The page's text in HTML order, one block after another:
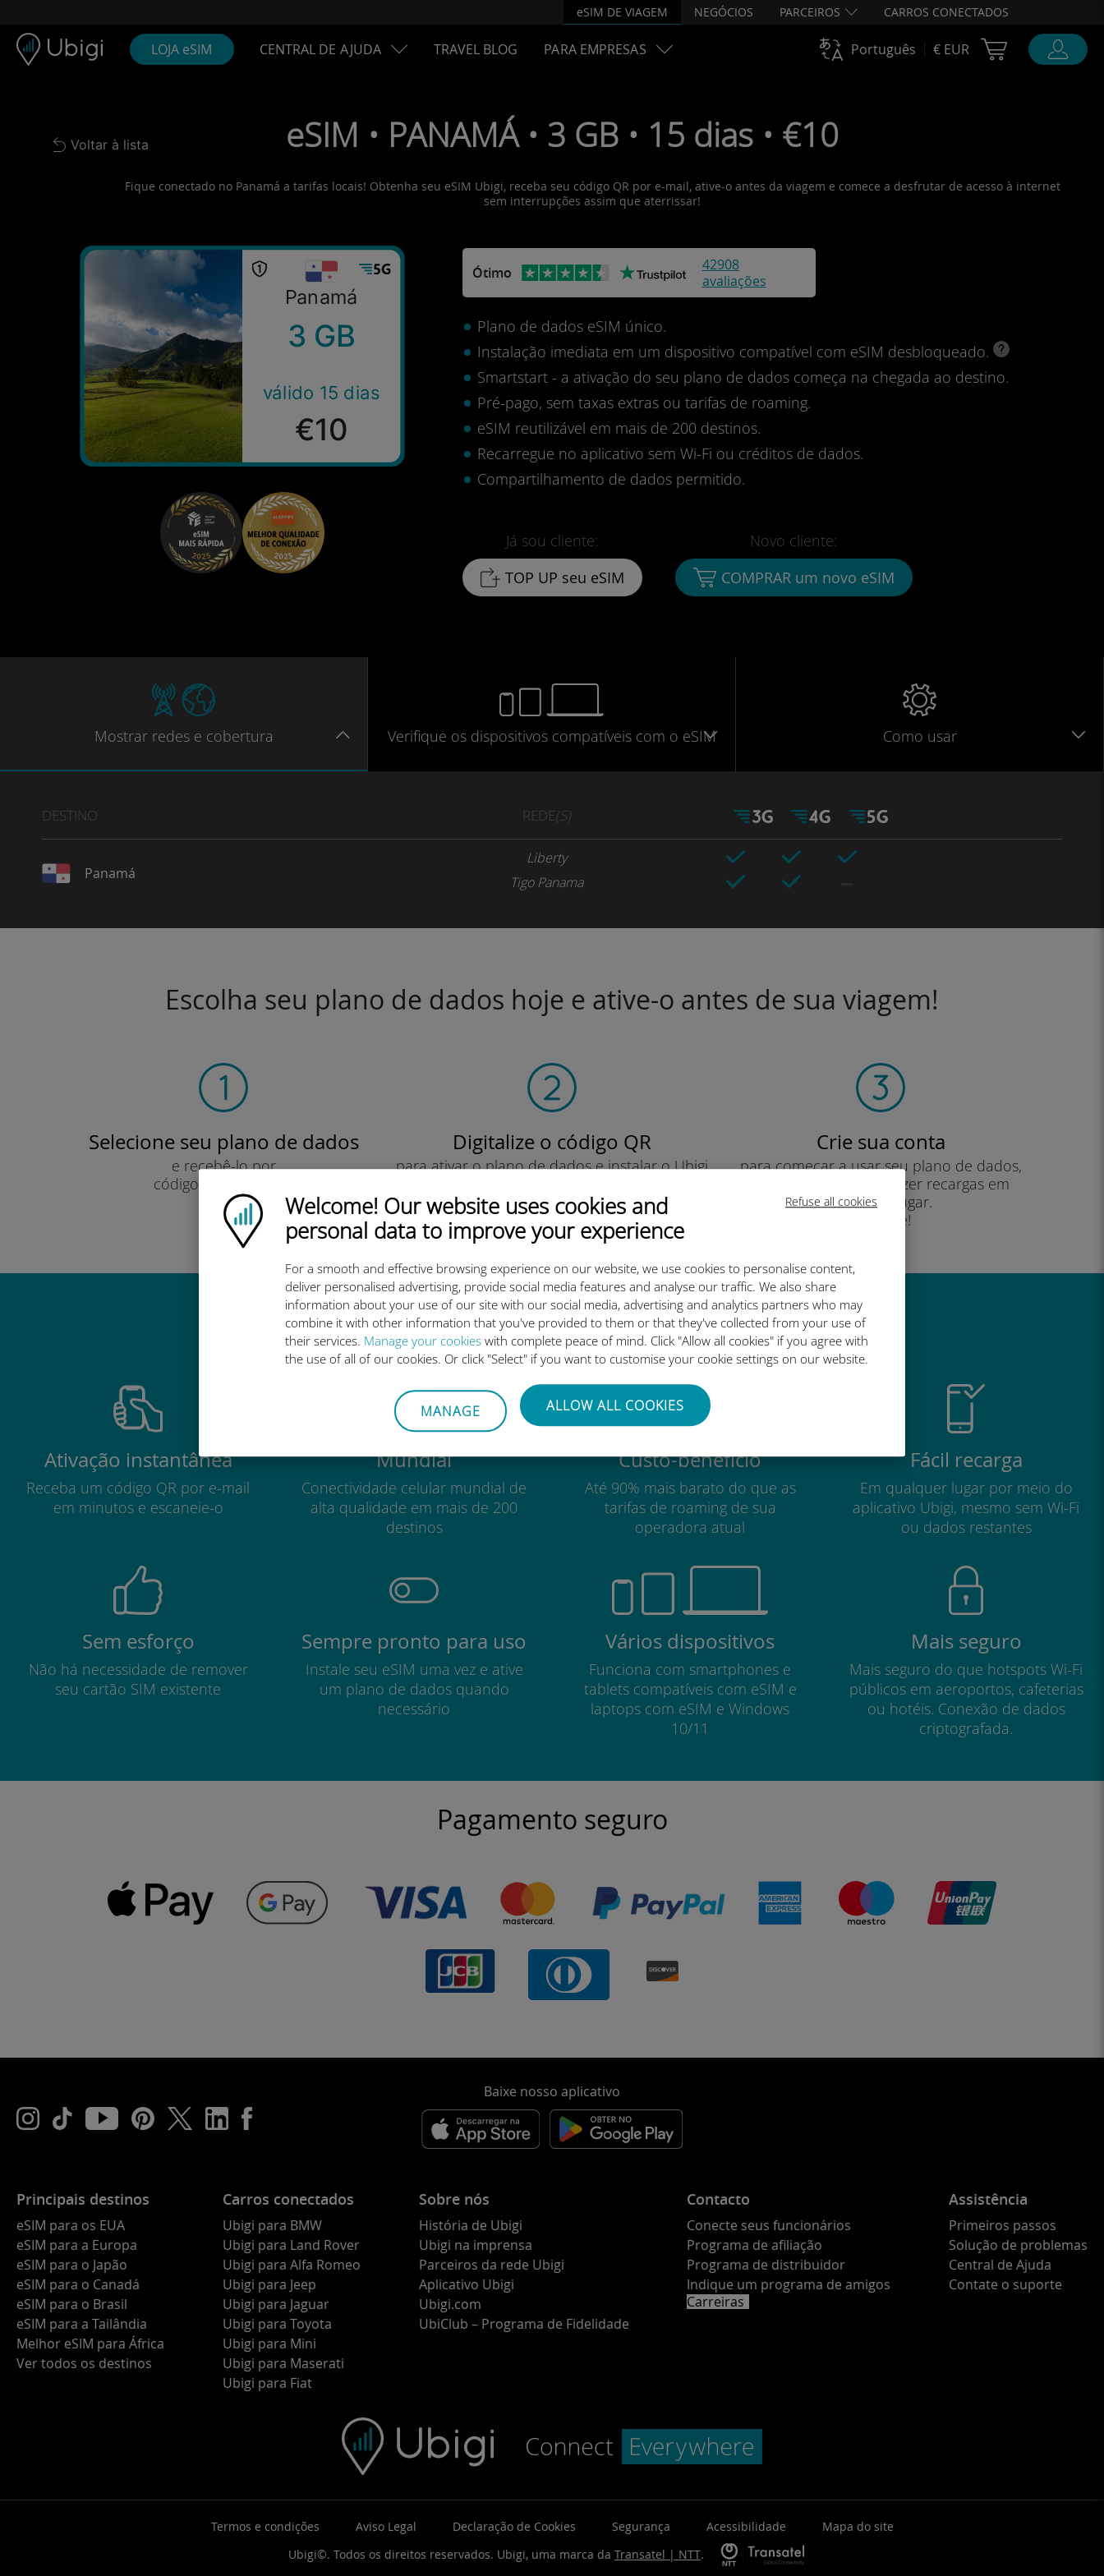
Refuse all cookies
Ubigi logo
Welcome! Our website uses cookies and
personal data to improve your experience
For a smooth and effective browsing experience on our website, we use cookies to personalise content,
deliver personalised advertising, provide social media features and analyse our traffic. We also share
information about your use of our site with our social media, advertising and analytics partners who may
combine it with other information that you've provided to them or that they've collected from your use of
their services. Manage your cookies with complete peace of mind. Click "Allow all cookies" if you agree with
the use of all of our cookies. Or click "Select" if you want to customise your cookie settings on our website.
MANAGE ALLOW ALL COOKIES
eSIM DE VIAGEM NEGÓCIOS PARCEIROS CARROS CONECTADOS
LOJA eSIM CENTRAL DE AJUDA TRAVEL BLOG PARA EMPRESAS Português € EUR Cart Ubigi
Back to list
Voltar à lista eSIM • PANAMÁ • 3 GB • 15 dias • €10
Fique conectado no Panamá a tarifas locais! Obtenha seu eSIM Ubigi, receba seu código QR por e-mail, ative-o antes da viagem e comece a desfrutar de acesso à internet
sem interrupções assim que aterrissar!
Panamá
3 GB
válido 15 dias
€10
Ótimo
42908
avaliações
Plano de dados eSIM único.
Instalação imediata em um dispositivo compatível com eSIM desbloqueado.
Smartstart - a ativação do seu plano de dados começa na chegada ao destino.
Pré-pago, sem taxas extras ou tarifas de roaming.
eSIM reutilizável em mais de 200 destinos.
Recarregue no aplicativo sem Wi-Fi ou créditos de dados.
Compartilhamento de dados permitido.
Já sou cliente:
TOP UP seu eSIM
Novo cliente:
COMPRAR um novo eSIM
Mostrar redes e cobertura Verifique os dispositivos compatíveis com o eSIM Como usar
DESTINO REDE(S)
Panamá
Liberty
Tigo Panama
Escolha seu plano de dados hoje e ative-o antes de sua viagem!
Selecione seu plano de dados
e recebê-lo por
código QR via e-mail.
Rápido!
Digitalize o código QR
para ativar o plano de dados e instalar o Ubigi
Simples!
Crie sua conta
para começar a usar seu plano de dados,
verificar seu saldo e fazer recargas em
qualquer lugar.
Desfrute!
Por que o eSIM internacional da Ubigi é tão bom
Ativação instantânea
Receba um código QR por e-mail
em minutos e escaneie-o
Mundial
Conectividade celular mundial de
alta qualidade em mais de 200
destinos
Custo-benefício
Até 90% mais barato do que as
tarifas de roaming de sua
operadora atual
Fácil recarga
Em qualquer lugar por meio do
aplicativo Ubigi, mesmo sem Wi-Fi
ou dados restantes
Sem esforço
Não há necessidade de remover
seu cartão SIM existente
Sempre pronto para uso
Instale seu eSIM uma vez e ative
um plano de dados quando
necessário
Vários dispositivos
Funciona com smartphones e
tablets compatíveis com eSIM e
laptops com eSIM e Windows
10/11
Mais seguro
Mais seguro do que hotspots Wi-Fi
públicos em aeroportos, cafeterias
ou hotéis. Conexão de dados
criptografada.
Pagamento seguro
Baixe nosso aplicativo
Principais destinos
eSIM para os EUA
eSIM para a Europa
eSIM para o Japão
eSIM para o Canadá
eSIM para o Brasil
eSIM para a Tailândia
Melhor eSIM para África
Ver todos os destinos
Carros conectados
Ubigi para BMW
Ubigi para Land Rover
Ubigi para Alfa Romeo
Ubigi para Jeep
Ubigi para Jaguar
Ubigi para Toyota
Ubigi para Mini
Ubigi para Maserati
Ubigi para Fiat
Sobre nós
História de Ubigi
Ubigi na imprensa
Parceiros da rede Ubigi
Aplicativo Ubigi
Ubigi.com
UbiClub – Programa de Fidelidade
Contacto
Conecte seus funcionários
Programa de afiliação
Programa de distribuidor
Indique um programa de amigos
Carreiras
Assistência
Primeiros passos
Solução de problemas
Central de Ajuda
Contate o suporte
Termos e condições Aviso Legal Declaração de Cookies Segurança Acessibilidade
Mapa do site
Ubigi©. Todos os direitos reservados. Ubigi, uma marca da Transatel | NTT.